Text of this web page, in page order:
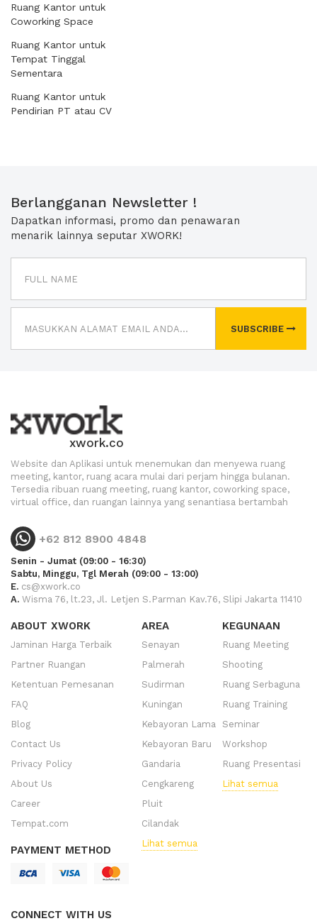
Ruang Kantor untuk
Coworking Space
Ruang Kantor untuk
Tempat Tinggal
Sementara
Ruang Kantor untuk
Pendirian PT atau CV
Berlangganan Newsletter !
Dapatkan informasi, promo dan penawaran
menarik lainnya seputar XWORK!
SUBSCRIBE
xwork.co
Website dan Aplikasi untuk menemukan dan menyewa ruang
meeting, kantor, ruang acara mulai dari perjam hingga bulanan.
Tersedia ribuan ruang meeting, ruang kantor, coworking space,
virtual office, dan ruangan lainnya yang senantiasa bertambah
+62 812 8900 4848
Senin - Jumat (09:00 - 16:30)
Sabtu, Minggu, Tgl Merah (09:00 - 13:00)
E. cs@xwork.co
A. Wisma 76, lt.23, Jl. Letjen S.Parman Kav.76, Slipi Jakarta 11410
ABOUT XWORK
Jaminan Harga Terbaik
Partner Ruangan
Ketentuan Pemesanan
FAQ
Blog
Contact Us
Privacy Policy
About Us
Career
Tempat.com
PAYMENT METHOD
CONNECT WITH US
AREA
Senayan
Palmerah
Sudirman
Kuningan
Kebayoran Lama
Kebayoran Baru
Gandaria
Cengkareng
Pluit
Cilandak
Lihat semua
KEGUNAAN
Ruang Meeting
Shooting
Ruang Serbaguna
Ruang Training
Seminar
Workshop
Ruang Presentasi
Lihat semua